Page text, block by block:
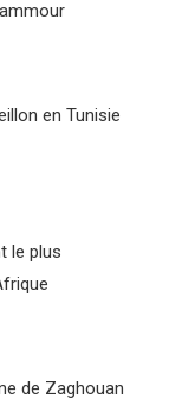
en Tunisie
le plus
de Zaghouan